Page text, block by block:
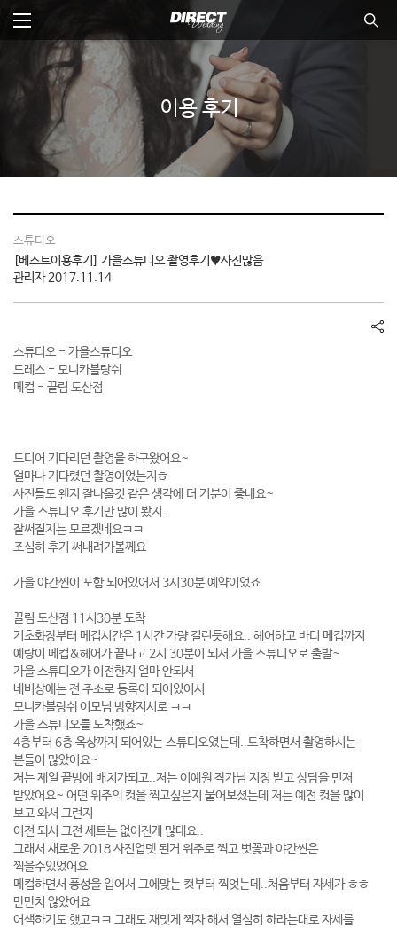
전체메뉴 통합
닫기
이용 후기
스튜디오
[베스트이용후기] 가을스튜디오 촬영후기♥사진많음
관리자 2017.11.14
공
스튜디오 - 가을스튜디오
드레스 - 모니카블랑쉬
메컵 - 끌림 도산점
드디어 기다리던 촬영을 하구왔어요~
얼마나 기다렸던 촬영이었는지ㅎ
사진들도 왠지 잘나올것 같은 생각에 더 기분이 좋네요~
가을 스튜디오 후기만 많이 봤지..
잘써질지는 모르겠네요ㅋㅋ
조심히 후기 써내려가볼께요
가을 야간씬이 포함 되어있어서 3시30분 예약이었죠
끌림 도산점 11시30분 도착
기초화장부터 메컵시간은 1시간 가량 걸린듯해요.. 헤어하고 바디 메컵까지
예랑이 메컵&헤어가 끝나고 2시 30분이 되서 가을 스튜디오로 출발~
가을 스튜디오가 이전한지 얼마 안되서
네비상에는 전 주소로 등록이 되어있어서
모니카블랑쉬 이모님 방향지시로 ㅋㅋ
가을 스튜디오를 도착했죠~
4층부터 6층 옥상까지 되어있는 스튜디오였는데..도착하면서 촬영하시는
분들이 많았어요~
저는 제일 끝방에 배치가되고..저는 이예원 작가님 지정 받고 상담을 먼저
받았어요~ 어떤 위주의 컷을 찍고싶은지 물어보셨는데 저는 예전 컷을 많이
보고 와서 그런지
이전 되서 그전 세트는 없어진게 많데요..
그래서 새로운 2018 사진업뎃 된거 위주로 찍고 벗꽃과 야간씬은
찍을수있었어요
메컵하면서 풍성을 입어서 그에맞는 컷부터 찍엇는데..처음부터 자세가 ㅎㅎ
만만치 않았어요
어색하기도 했고ㅋㅋ 그래도 재밋게 찍자 해서 열심히 하라는대로 자세를